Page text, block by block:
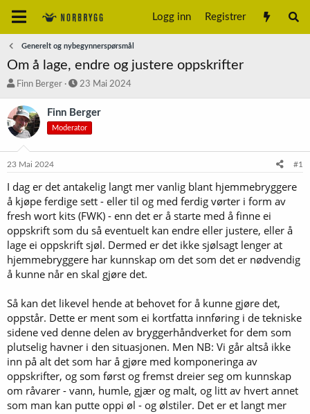
Logg inn Registrer
Generelt og nybegynnerspørsmål
Om å lage, endre og justere oppskrifter
T
å
d
s
t
e
r
Finn Berger
S
a
r
t
o
23 Mai 2024
Finn Berger
Moderator
23 Mai 2024 #1
I dag er det antakelig langt mer vanlig blant hjemmebryggere
å kjøpe ferdige sett - eller til og med ferdig vørter i form av
fresh wort kits (FWK) - enn det er å starte med å finne ei
oppskrift som du så eventuelt kan endre eller justere, eller å
lage ei oppskrift sjøl. Dermed er det ikke sjølsagt lenger at
hjemmebryggere har kunnskap om det som det er nødvendig
å kunne når en skal gjøre det.
Så kan det likevel hende at behovet for å kunne gjøre det,
oppstår. Dette er ment som ei kortfatta innføring i de tekniske
sidene ved denne delen av bryggerhåndverket for dem som
plutselig havner i den situasjonen. Men NB: Vi går altså ikke
inn på alt det som har å gjøre med komponeringa av
oppskrifter, og som først og fremst dreier seg om kunnskap
om råvarer - vann, humle, gjær og malt, og litt av hvert annet
som man kan putte oppi øl - og ølstiler. Det er et langt mer